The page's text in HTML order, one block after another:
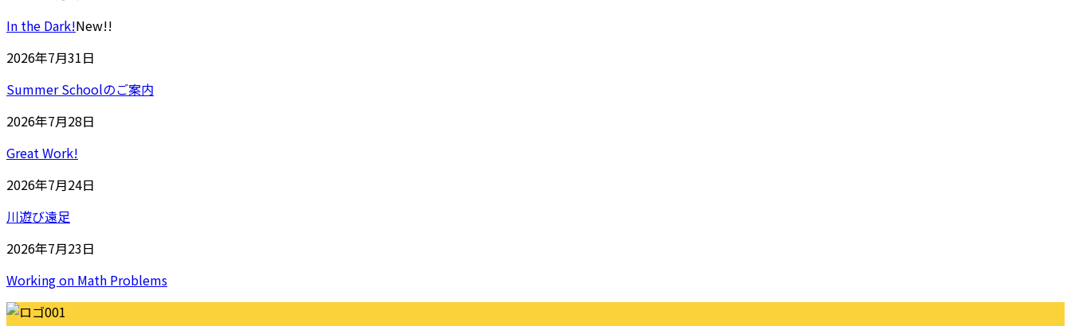
In the Dark!New!!
2026年7月31日
Summer Schoolのご案内
2026年7月28日
Great Work!
2026年7月24日
川遊び遠足
2026年7月23日
Working on Math Problems